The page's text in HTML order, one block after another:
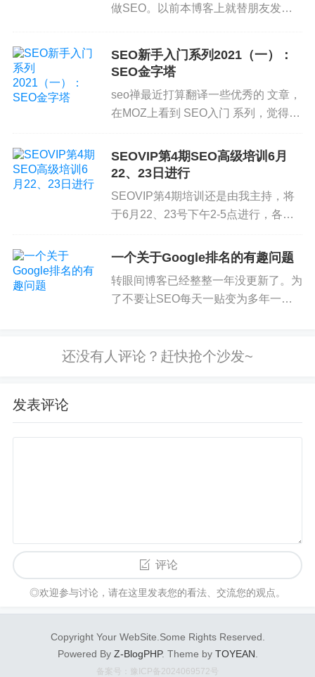
可以看到，排到第一的页面中只有1%多一点是1年
以下的新页面，排到第10的也只有4%是1年的新页
一个页面要花多长时间才能获得 Google排名？
ahrefs从他们自己蜘蛛抓的页面数据库中随机选了2
百万个一年的页面（蜘蛛1年前发现这些页面），统
计这些页面获得的关键词排名，结果如下：
蓝色是获得前10排名的页面，橘黄色是获得第11-10
0排名，灰色是没有获得任何前100排名。
左侧是所有页面平均数据，右侧第一个是高域名权
页面），中间是中等，最右侧是低外链权重的页
可以看到，这些1年历史的页面，只有5.7%获得了至
大部分页面花了61-182天，从没有排名到爬进前1
0，也就是2-6个月。
要注意的是，这个数据不是说新页面花2-6个月做SE
O就能进入第一页。这只是那5.7%进入了第一页的
页面花的时间，剩下那94.3%根本没进第一页。
做SEO。以前本博客上就替朋友发过
师在Think with Google博客上发了一
SEO新手入门系列2021（一）：
SEO金字塔
seo禅最近打算翻译一些优秀的 文章，
在MOZ上看到 SEO入门 系列，觉得写
对 SEO新人 有一定帮助，这个系列文
章翻译自：h...
SEOVIP第4期SEO高级培训6月
22、23日进行
SEOVIP第4期培训还是由我主持，将
于6月22、23号下午2-5点进行，各讲
SEOVIP培训第3期讲了SEO基础以及
这次第4期只深...
一个关于Google排名的有趣问题
转眼间博客已经整整一年没更新了。为
了不要让SEO每天一贴变为多年一
怎样的方式结束还不知道，但可以肯定
发表评论
评论
◎欢迎参与讨论，请在这里发表您的看法、交流您的观点。
Copyright Your WebSite.Some Rights Reserved.
Powered By Z-BlogPHP. Theme by TOYEAN
备案号：豫ICP备2024069572号